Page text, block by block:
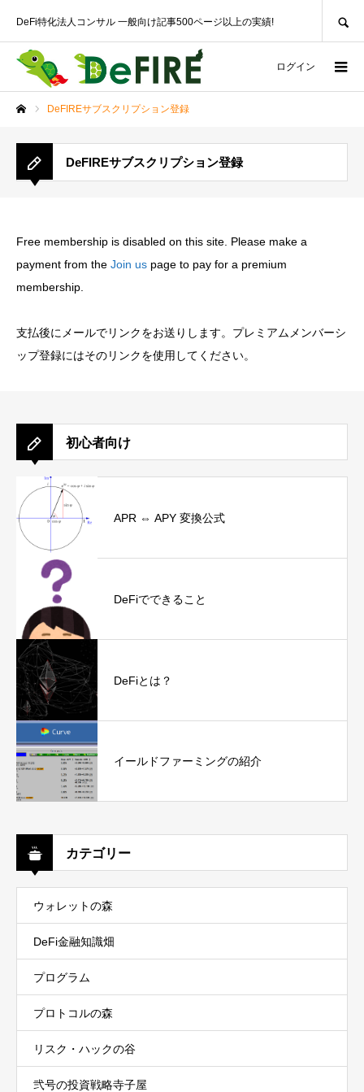
DeFi特化法人コンサル 一般向け記事500ページ以上の実績!
ログイン
DeFIREサブスクリプション登録
DeFIREサブスクリプション登録
Free membership is disabled on this site. Please make a
payment from the Join us page to pay for a premium
membership.
支払後にメールでリンクをお送りします。プレミアムメンバーシ
ップ登録にはそのリンクを使用してください。
初心者向け
APR ⇔ APY 変換公式
DeFiでできること
DeFiとは？
イールドファーミングの紹介
カテゴリー
ウォレットの森
DeFi金融知識畑
プログラム
プロトコルの森
リスク・ハックの谷
弐号の投資戦略寺子屋